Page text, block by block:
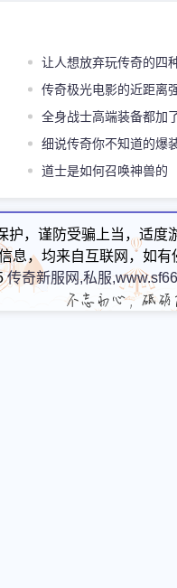
让人想放弃玩传奇的四
不堪回首
传奇极光电影的近距离
全身战士高端装备都加
稀有且尴尬
细说传奇你不知道的爆
道士是如何召唤神兽的
护，谨防受骗上当，适
息，均来自互联网，如
传奇新服网,私服